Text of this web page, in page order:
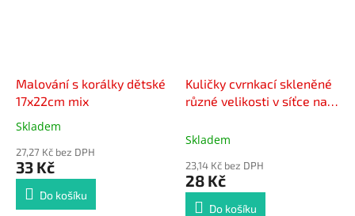
Malování s korálky dětské
17x22cm mix
Průměrné
produktu
je
5,0
Skladem
27,27 Kč bez DPH
33 Kč
Do košíku
Kuličky cvrnkací skleněné
různé velikosti v síťce na
Skladem
23,14 Kč bez DPH
28 Kč
Do košíku